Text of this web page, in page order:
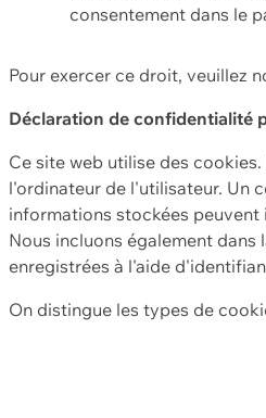
consentement dans le
Pour exercer ce droit, veuillez
Déclaration de confidentialité
Ce site web utilise des
l'ordinateur de l'utilisateur. Un
informations stockées peuvent
Nous incluons également
enregistrées à l'aide
On distingue les types de